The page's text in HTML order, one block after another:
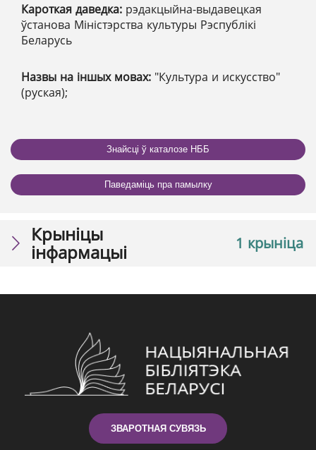
Кароткая даведка: рэдакцыйна-выдавецкая
ўстанова Міністэрства культуры Рэспублікі
Беларусь
Назвы на іншых мовах: "Культура и искусство"
(руская);
Знайсці ў каталозе НББ
Паведаміць пра памылку
1 крыніца
Крыніцы
інфармацыі
ЗВАРОТНАЯ СУВЯЗЬ